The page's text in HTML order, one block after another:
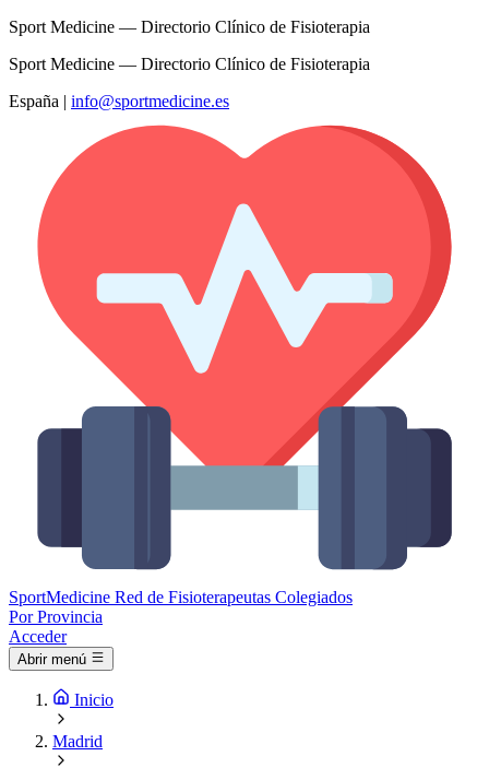
Sport Medicine — Directorio Clínico de Fisioterapia
Sport Medicine — Directorio Clínico de Fisioterapia
España | info@sportmedicine.es
SportMedicine Red de Fisioterapeutas Colegiados
Por Provincia
Acceder
Abrir menú
Inicio
Madrid